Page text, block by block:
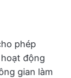
phép
động
gian làm